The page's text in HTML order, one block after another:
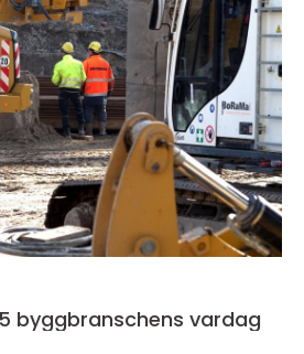
byggbranschens vardag